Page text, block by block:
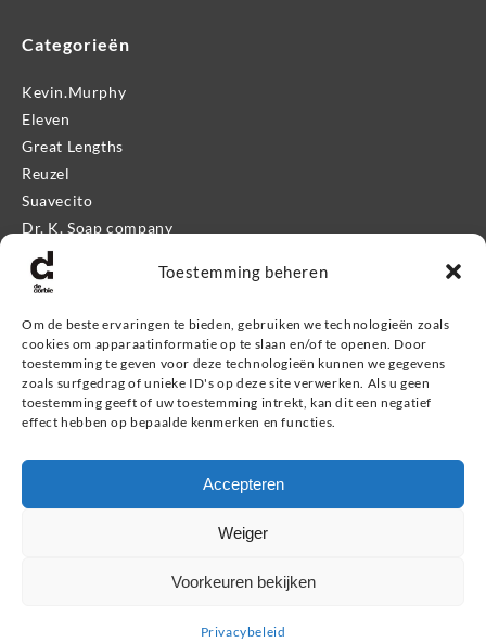
Toestemming beheren
Om de beste ervaringen te bieden, gebruiken we technologieën zoals
cookies om apparaatinformatie op te slaan en/of te openen. Door
toestemming te geven voor deze technologieën kunnen we gegevens
zoals surfgedrag of unieke ID's op deze site verwerken. Als u geen
toestemming geeft of uw toestemming intrekt, kan dit een negatief
effect hebben op bepaalde kenmerken en functies.
Accepteren
Weiger
Voorkeuren bekijken
Privacybeleid
Categorieën
Kevin.Murphy
Eleven
Great Lengths
Reuzel
Suavecito
Dr. K. Soap company
Mr. Bear Family
Apothecary 87
Kevin.Murphy Men
Eleven Man
Giftshop
Retourneren, ruilen & garantie